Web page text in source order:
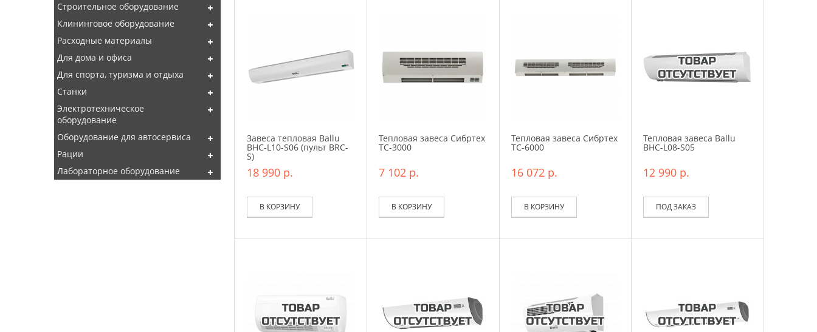
Строительное оборудование
Клининговое оборудование
Расходные материалы
Для дома и офиса
Для спорта, туризма и отдыха
Станки
Электротехническое
оборудование
Оборудование для автосервиса
Рации
Лабораторное оборудование
Завеса тепловая Ballu
BHC-L10-S06 (пульт BRC-
S)
18 990 р.
В КОРЗИНУ
Тепловая завеса Сибртех
ТС-3000
7 102 р.
В КОРЗИНУ
Тепловая завеса Сибртех
ТС-6000
16 072 р.
В КОРЗИНУ
Тепловая завеса Ballu
BHC-L08-S05
12 990 р.
ПОД ЗАКАЗ